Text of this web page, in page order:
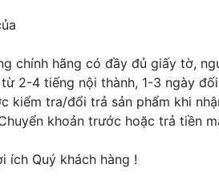
chính hãng có đầy đủ giấy tờ,
2-4 tiếng nội thành, 1-3 ngày
tra/đổi trả sản phẩm khi
khoản trước hoặc trả tiền
Quý khách hàng !